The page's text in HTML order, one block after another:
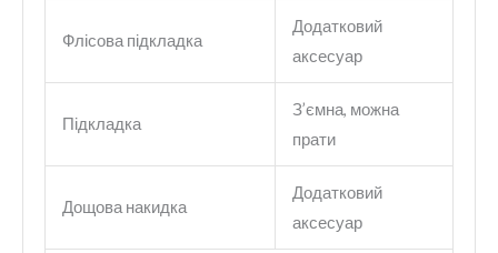
Флісова підкладка
Додатковий
аксесуар
Підкладка
З’ємна, можна
прати
Дощова накидка
Додатковий
аксесуар